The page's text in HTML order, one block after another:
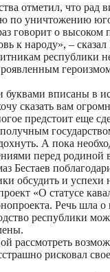
отметил, что
по уничтожению
говорит о
к народу», – сказал
республики
буквами вписаны в
сказать вам
предстоит еще
А пока
перед
Бестаев
обсудить и
«О статусе
Речь шла
республики
рассмотреть
рисковал